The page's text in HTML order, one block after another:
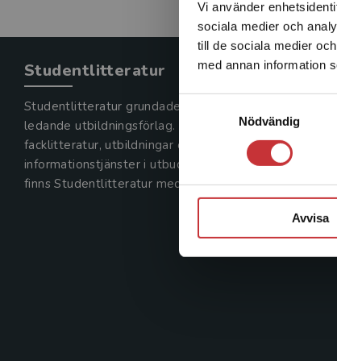
Vi använder
sociala medier och
till de sociala medier
med annan information
Samtyckesval
Nödvändig
Avvisa
Studentlitteratur
Studentlitteratur grundades 1963 och är idag Sveriges
ledande utbildningsförlag. Med läromedel,
facklitteratur, utbildningar och digitala
informationstjänster i utbudet,
finns Studentlitteratur med längs hela kunskapsresan.